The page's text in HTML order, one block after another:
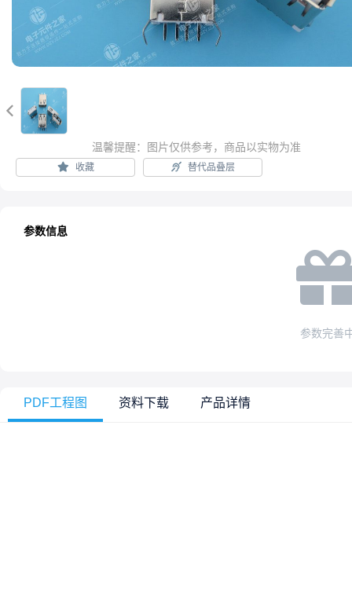

温馨提醒：图片仅供参考，商品以实物为准
收藏 替代品叠层
参数信息
参数完善
PDF工程图 资料下载 产品详情